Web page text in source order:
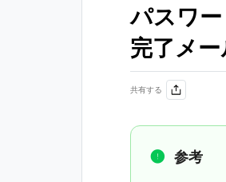
パスワ
完了メ
共有する
参考